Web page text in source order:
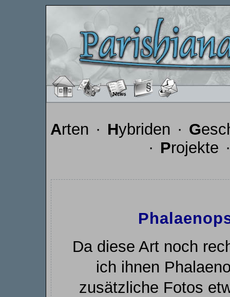
Arten · Hybriden · G
· Projekte
Da diese Art noch
ich ihnen
zusätzliche Fotos